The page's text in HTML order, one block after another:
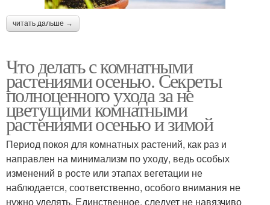
читать дальше →
Что делать с комнатными
растениями осенью. Секреты
полноценного ухода за не
цветущими комнатными
растениями осенью и зимой
Период покоя для комнатных растений, как раз и
направлен на минимализм по уходу, ведь особых
изменений в росте или этапах вегетации не
наблюдается, соответственно, особого внимания не
нужно уделять. Единственное, следует не навязчиво